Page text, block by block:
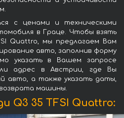
с ценами и техническими
в Граце. Чтобы взять
Quattro, мы предлагаем Вам
авто, заполнив форму
указать в Вашем запросе
адрес в Австрии, где Вы
авто, а также указать даты,
машины.
Q3 35 TFSI Quattro: